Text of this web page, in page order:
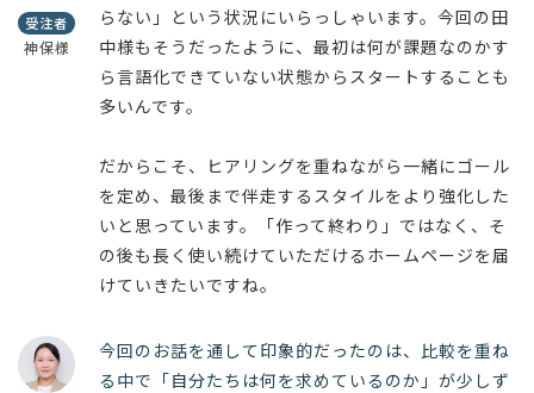
受注者
神保様
らない」という状況にいらっしゃいます。今回の田
中様もそうだったように、最初は何が課題なのかす
ら言語化できていない状態からスタートすることも
多いんです。
だからこそ、ヒアリングを重ねながら一緒にゴール
を定め、最後まで伴走するスタイルをより強化した
いと思っています。「作って終わり」ではなく、そ
の後も長く使い続けていただけるホームページを届
けていきたいですね。
今回のお話を通して印象的だったのは、比較を重ね
る中で「自分たちは何を求めているのか」が少しず